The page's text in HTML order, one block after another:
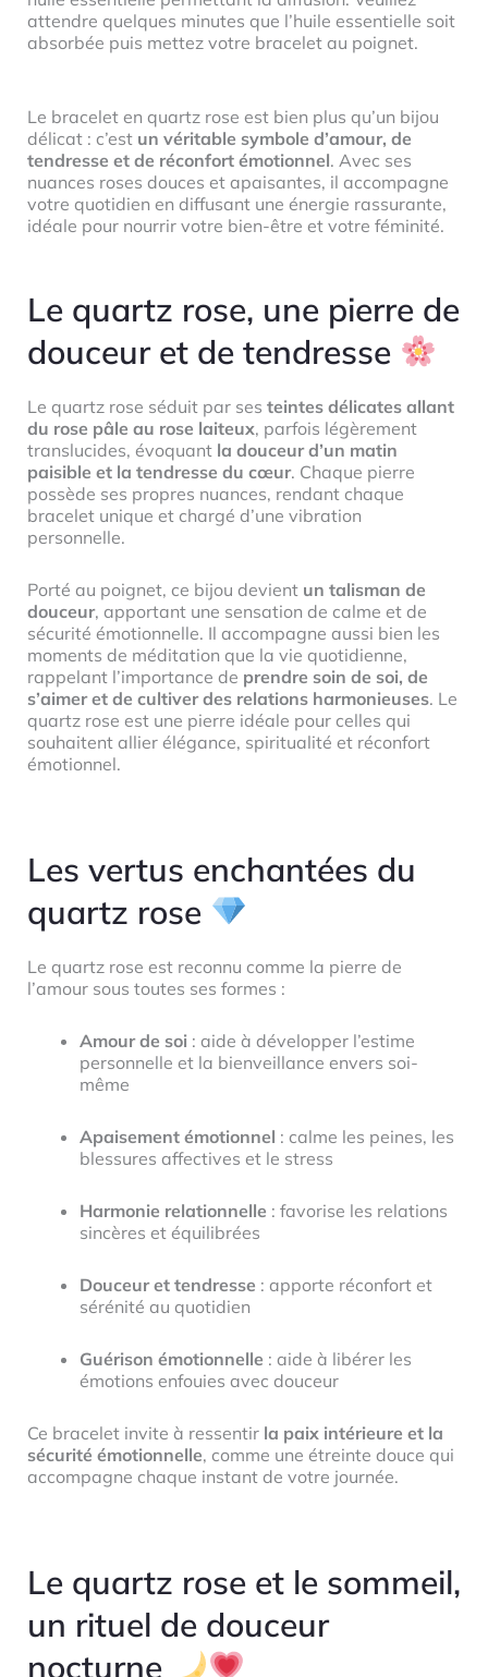
attendre quelques minutes que l’huile essentielle soit
absorbée puis mettez votre bracelet au poignet.
Le bracelet en quartz rose est bien plus qu’un bijou
délicat : c’est un véritable symbole d’amour, de
tendresse et de réconfort émotionnel. Avec ses
nuances roses douces et apaisantes, il accompagne
votre quotidien en diffusant une énergie rassurante,
idéale pour nourrir votre bien-être et votre féminité.
Le quartz rose, une pierre de
douceur et de tendresse
Le quartz rose séduit par ses teintes délicates allant
du rose pâle au rose laiteux, parfois légèrement
translucides, évoquant la douceur d’un matin
paisible et la tendresse du cœur. Chaque pierre
possède ses propres nuances, rendant chaque
bracelet unique et chargé d’une vibration
personnelle.
Porté au poignet, ce bijou devient un talisman de
douceur, apportant une sensation de calme et de
sécurité émotionnelle. Il accompagne aussi bien les
moments de méditation que la vie quotidienne,
rappelant l’importance de prendre soin de soi, de
s’aimer et de cultiver des relations harmonieuses. Le
quartz rose est une pierre idéale pour celles qui
souhaitent allier élégance, spiritualité et réconfort
émotionnel.
Les vertus enchantées du
quartz rose
Le quartz rose est reconnu comme la pierre de
l’amour sous toutes ses formes :
Amour de soi : aide à développer l’estime
personnelle et la bienveillance envers soi-
même
Apaisement émotionnel : calme les peines, les
blessures affectives et le stress
Harmonie relationnelle : favorise les relations
sincères et équilibrées
Douceur et tendresse : apporte réconfort et
sérénité au quotidien
Guérison émotionnelle : aide à libérer les
émotions enfouies avec douceur
Ce bracelet invite à ressentir la paix intérieure et la
sécurité émotionnelle, comme une étreinte douce qui
accompagne chaque instant de votre journée.
Le quartz rose et le sommeil,
un rituel de douceur
nocturne